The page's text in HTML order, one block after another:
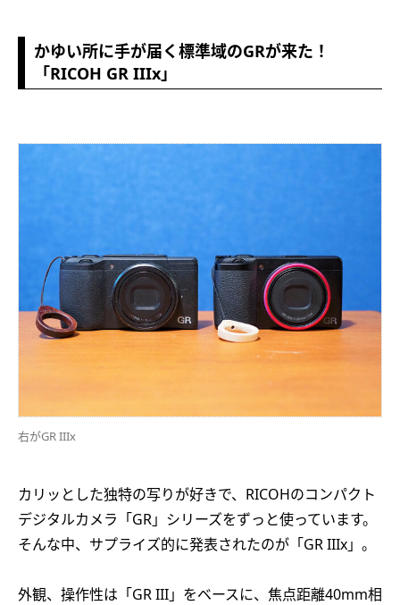
かゆい所に手が届く標準域のGRが来た！
「RICOH GR IIIx」
右がGR IIIx
カリッとした独特の写りが好きで、RICOHのコンパクト
デジタルカメラ「GR」シリーズをずっと使っています。
そんな中、サプライズ的に発表されたのが「GR IIIx」。
外観、操作性は「GR III」をベースに、焦点距離40mm相